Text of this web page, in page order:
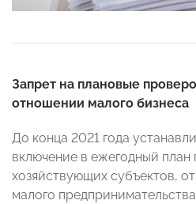
Запрет на плановые
отношении малого бизнеса
До конца 2021 года
включение в ежегодный план
хозяйствующих субъектов,
малого